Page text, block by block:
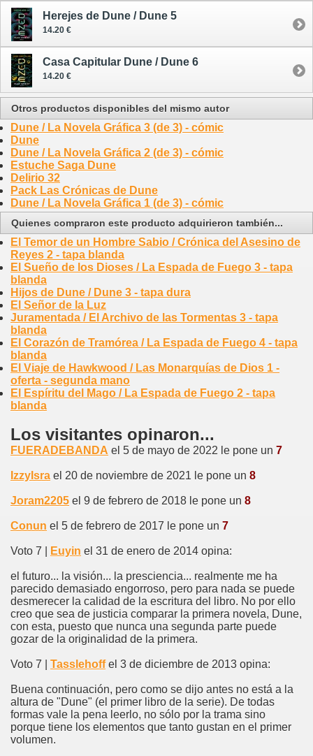
Herejes de Dune / Dune 5
14.20 €
Casa Capitular Dune / Dune 6
14.20 €
Otros productos disponibles del mismo autor
Dune / La Novela Gráfica 3 (de 3) - cómic
Dune
Dune / La Novela Gráfica 2 (de 3) - cómic
Estuche Saga Dune
Delirio 32
Pack Las Crónicas de Dune
Dune / La Novela Gráfica 1 (de 3) - cómic
Quienes compraron este producto adquirieron también...
El Temor de un Hombre Sabio / Crónica del Asesino de
Reyes 2 - tapa blanda
El Sueño de los Dioses / La Espada de Fuego 3 - tapa
blanda
Hijos de Dune / Dune 3 - tapa dura
El Señor de la Luz
Juramentada / El Archivo de las Tormentas 3 - tapa
blanda
El Corazón de Tramórea / La Espada de Fuego 4 - tapa
blanda
El Viaje de Hawkwood / Las Monarquías de Dios 1 -
oferta - segunda mano
El Espíritu del Mago / La Espada de Fuego 2 - tapa
blanda
Los visitantes opinaron...
FUERADEBANDA el 5 de mayo de 2022 le pone un 7
IzzyIsra el 20 de noviembre de 2021 le pone un 8
Joram2205 el 9 de febrero de 2018 le pone un 8
Conun el 5 de febrero de 2017 le pone un 7
Voto 7 | Euyin el 31 de enero de 2014 opina:
el futuro... la visión... la presciencia... realmente me ha
parecido demasiado engorroso, pero para nada se puede
desmerecer la calidad de la escritura del libro. No por ello
creo que sea de justicia comparar la primera novela, Dune,
con esta, puesto que nunca una segunda parte puede
gozar de la originalidad de la primera.
Voto 7 | Tasslehoffel 3 de diciembre de 2013 opina:
Buena continuación, pero como se dijo antes no está a la
altura de "Dune" (el primer libro de la serie). De todas
formas vale la pena leerlo, no sólo por la trama sino
porque tiene los elementos que tanto gustan en el primer
volumen.